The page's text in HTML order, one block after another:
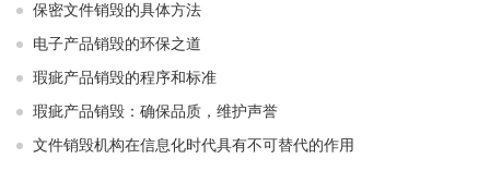
保密文件销毁的具体方法
电子产品销毁的环保之道
瑕疵产品销毁的程序和标准
瑕疵产品销毁：确保品质，维护声誉
文件销毁机构在信息化时代具有不可替代的作用